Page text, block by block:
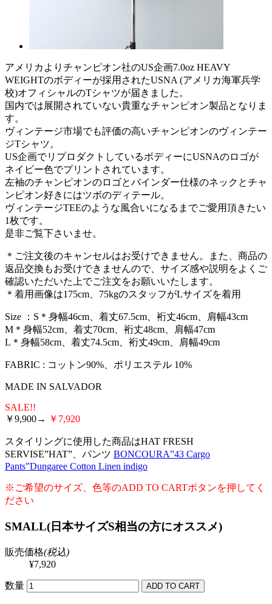
アメリカよりチャンピオン社のUS企画7.0oz HEAVY
WEIGHTのボディーが採用されたUSNA (アメリカ海軍兵学
校)オフィシャルのTシャツが届きました。
国内では展開されていない貴重なチャンピオン製品となりま
す。
ヴィンテージ市場でも評価の高いチャンピオンのヴィンテー
ジTシャツ。
US企画でリプロダクトしているボディーにUSNAのロゴが
ネイビー色でプリントされています。
左袖のチャンピオンのロゴとバインダー仕様のネックとチャ
ンピオン好きにはツボのディテール。
ヴィンテージTEEのような風合いになるまでご愛用頂きたい
1枚です。
是非ご覧下さいませ。
＊ご注文後のキャンセルはお受けできません。また、商品の
返品交換もお受けできませんので、サイズ感や説明をよくご
確認いただいた上でご注文をお願いいたします。
＊着用画像は175cm、75kgのスタッフがLサイズを着用
Size ：S＊身幅46cm、着丈67.5cm、裄丈46cm、肩幅43cm
M＊身幅52cm、着丈70cm、裄丈48cm、肩幅47cm
L＊身幅58cm、着丈74.5cm、裄丈49cm、肩幅49cm
FABRIC : コットン90%、ポリエステル 10%
MADE IN SALVADOR
SALE!!
￥9,900→
￥7,920
スタイリングに使用した商品はHAT FRESH
SERVISE”HAT”、パンツ BONCOURA”43 Cargo
Pants”Dungaree Cotton Linen indigo
※ご希望のサイズ、色等のADD TO CARTボタンを押してく
ださい
SMALL(日本サイズS相当の方にオススメ)
販売価格(税込)
¥7,920
数量